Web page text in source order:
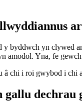
byddwch yn clywed
Yna, fe gewch
chi i roi gwybod i chi
dechrau